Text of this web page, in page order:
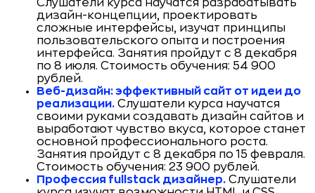
Слушатели курса научатся разрабатывать
дизайн-концепции, проектировать
сложные интерфейсы, изучат принципы
пользовательского опыта и построения
интерфейса. Занятия пройдут с 8 декабря
по 8 июля. Стоимость обучения: 54 900
рублей.
Веб-дизайн: эффективный сайт от идеи до
реализации. Слушатели курса научатся
своими руками создавать дизайн сайтов и
выработают чувство вкуса, которое станет
основной профессионального роста.
Занятия пройдут с 8 декабря по 15 февраля.
Стоимость обучения: 23 900 рублей.
Профессия fullstack дизайнер. Слушатели